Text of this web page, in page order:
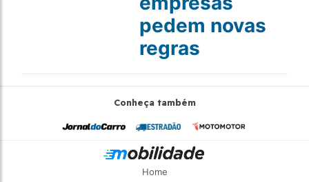
pedem novas
regras
Conheça também
Home